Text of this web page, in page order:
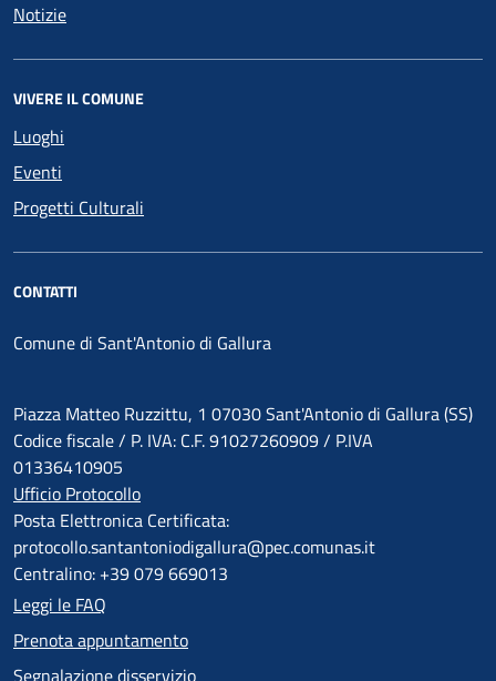
Notizie
VIVERE IL COMUNE
Luoghi
Eventi
Progetti Culturali
CONTATTI
Comune di Sant'Antonio di Gallura
Piazza Matteo Ruzzittu, 1 07030 Sant'Antonio di Gallura (SS)
Codice fiscale / P. IVA: C.F. 91027260909 / P.IVA
01336410905
Ufficio Protocollo
Posta Elettronica Certificata:
protocollo.santantoniodigallura@pec.comunas.it
Centralino: +39 079 669013
Leggi le FAQ
Prenota appuntamento
Segnalazione disservizio